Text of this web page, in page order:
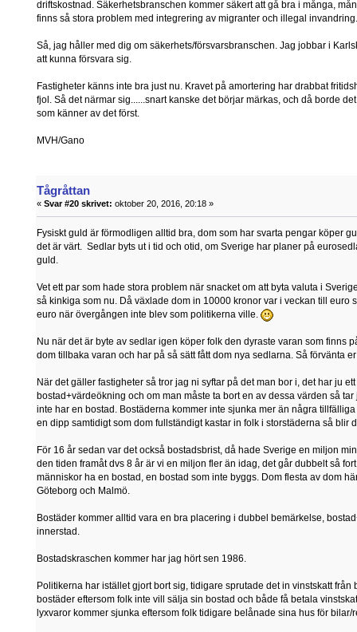
driftskostnad. Säkerhetsbranschen kommer säkert att gå bra i många,
finns så stora problem med integrering av migranter och illegal invandring.
Så, jag håller med dig om säkerhets/försvarsbranschen. Jag jobbar i
att kunna försvara sig.
Fastigheter känns inte bra just nu. Kravet på amortering har drabbat
fjol. Så det närmar sig......snart kanske det börjar märkas, och då borde
som känner av det först.
MVH/Gano
Tågråttan
« Svar #20 skrivet: oktober 20, 2016, 20:18 »
Fysiskt guld är förmodligen alltid bra, dom som har svarta pengar köper
det är värt. Sedlar byts ut i tid och otid, om Sverige har planer på
guld.
Vet ett par som hade stora problem när snacket om att byta valuta i
så kinkiga som nu. Då växlade dom in 10000 kronor var i veckan till euro
euro när övergången inte blev som politikerna ville.
Nu när det är byte av sedlar igen köper folk den dyraste varan som finns
dom tillbaka varan och har på så sätt fått dom nya sedlarna. Så förvänta
När det gäller fastigheter så tror jag ni syftar på det man bor i, det har ju
bostad+värdeökning och om man måste ta bort en av dessa värden så
inte har en bostad. Bostäderna kommer inte sjunka mer än några
en dipp samtidigt som dom fullständigt kastar in folk i storstäderna så blir
För 16 år sedan var det också bostadsbrist, då hade Sverige en miljon
den tiden framåt dvs 8 år är vi en miljon fler än idag, det går dubbelt så
människor ha en bostad, en bostad som inte byggs. Dom flesta av dom
Göteborg och Malmö.
Bostäder kommer alltid vara en bra placering i dubbel bemärkelse,
innerstad.
Bostadskraschen kommer har jag hört sen 1986.
Politikerna har istället gjort bort sig, tidigare sprutade det in vinstskatt
bostäder eftersom folk inte vill sälja sin bostad och både få betala
lyxvaror kommer sjunka eftersom folk tidigare belånade sina hus för bilar/